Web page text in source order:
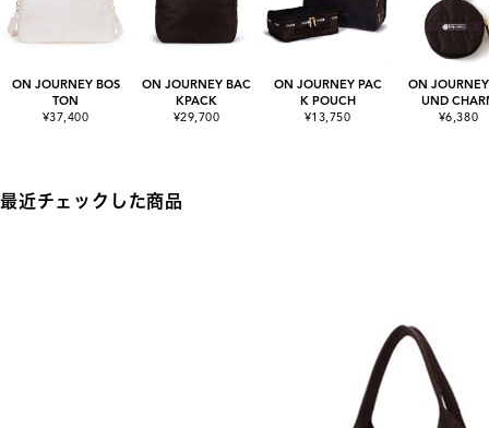
ON JOURNEY BOS
TON
¥37,400
ON JOURNEY BAC
KPACK
¥29,700
ON JOURNEY PAC
K POUCH
¥13,750
ON
UND
¥6,380
最近チェックした商品